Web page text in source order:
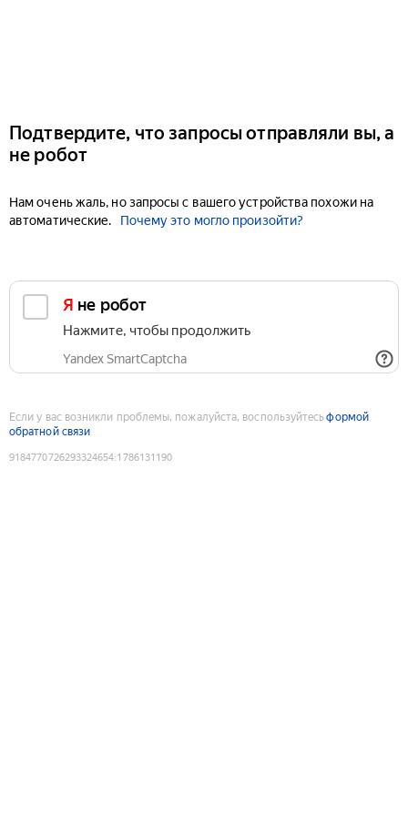
Подтвердите, что запросы отправляли вы, а
не робот
Нам очень жаль, но запросы с вашего устройства похожи на
автоматические.
Почему это могло произойти?
Я не робот
Нажмите, чтобы продолжить
Yandex SmartCaptcha
Если у вас возникли проблемы, пожалуйста, воспользуйтесьформой
обратной связи
9184770726293324654:1786131190